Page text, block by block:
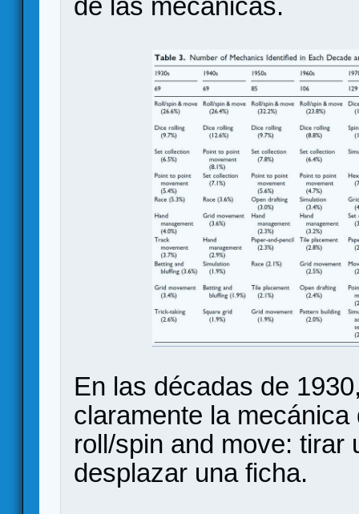
En las décadas de
claramente la
roll/spin and move: tirar
desplazar una ficha.